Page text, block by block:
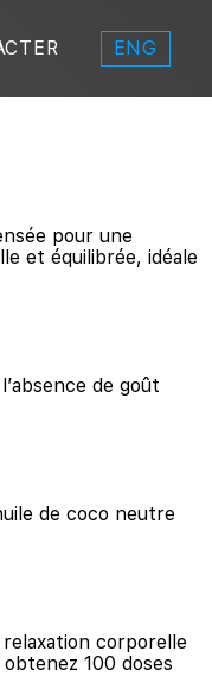
ENG
pour une
et équilibrée, idéale
de goût
de coco neutre
corporelle
100 doses